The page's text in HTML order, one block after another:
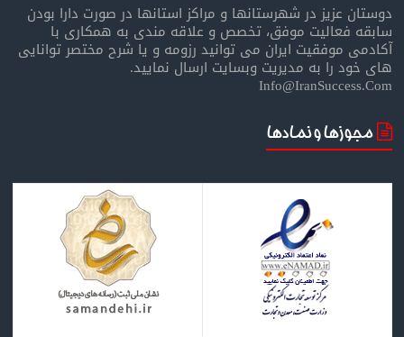
دوستان عزیز در شهرستانها و مراکز استانها در صورت دارا بودن
سابقه فعالیت موفق، تخصص و علاقه مندی به همکاری با
آکادمی موفقیت ایران می توانید رزومه و یا شرح مختصر توانایی
های خود را به مدیریت وبسایت ارسال نمایید.
Info@IranSuccess.Com
مجوزها و نمادها